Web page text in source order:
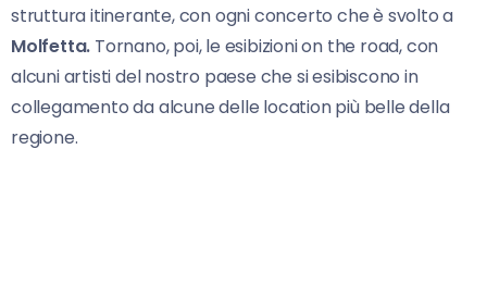
struttura itinerante, con ogni concerto che è svolto a
Molfetta. Tornano, poi, le esibizioni on the road, con
alcuni artisti del nostro paese che si esibiscono in
collegamento da alcune delle location più belle della
regione.